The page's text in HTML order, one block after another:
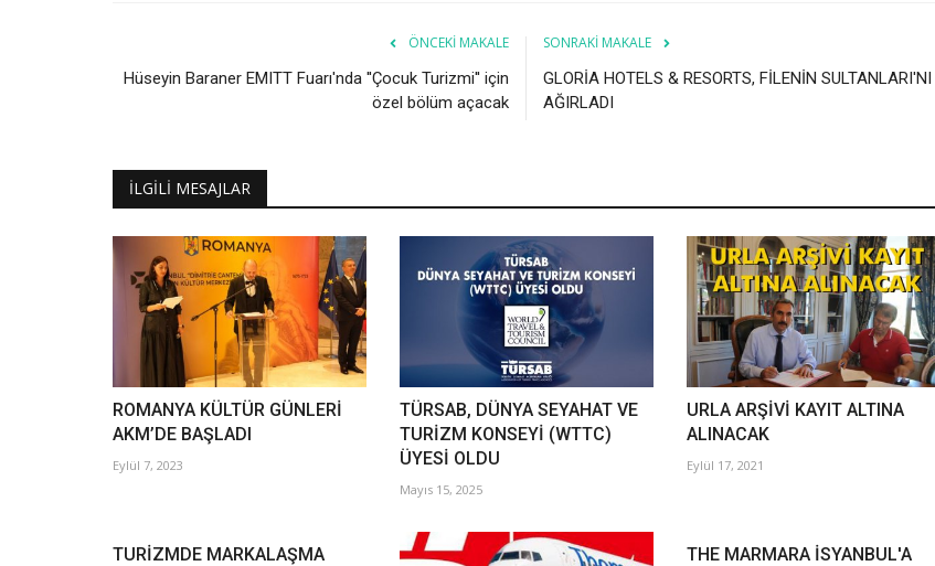
ÖNCEKI MAKALE
Hüseyin Baraner EMITT Fuarı'nda ''Çocuk Turizmi'' için
özel bölüm açacak
SONRAKI MAKALE
GLORİA HOTELS & RESORTS, FİLENİN SULTANLARI'NI
AĞIRLADI
İLGILI MESAJLAR
ROMANYA KÜLTÜR GÜNLERİ
AKM’DE BAŞLADI
Eylül 7, 2023
TÜRSAB, DÜNYA SEYAHAT VE
TURİZM KONSEYİ (WTTC)
ÜYESİ OLDU
Mayıs 15, 2025
URLA ARŞİVİ KAYIT ALTINA
ALINACAK
Eylül 17, 2021
TURİZMDE MARKALAŞMA
THE MARMARA İSYANBUL'A